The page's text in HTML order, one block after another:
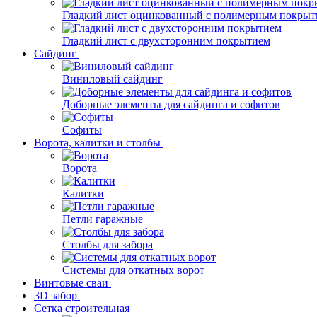
Гладкий лист оцинкованный с полимерным
Гладкий лист с двухсторонним покрытием
Сайдинг
Виниловый сайдинг
Доборные элементы для сайдинга и софитов
Софиты
Ворота, калитки и столбы
Ворота
Калитки
Петли гаражные
Столбы для забора
Системы для откатных ворот
Винтовые сваи
3D забор
Сетка строительная